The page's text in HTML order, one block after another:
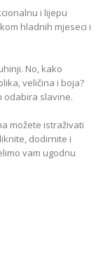
i lijepu
hladnih mjeseci i
No, kako
veličina i boja?
odabira slavine.
možete istraživati
dodirnite i
vam ugodnu